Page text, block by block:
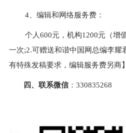
4、编辑和网络服务费：
个人600元，机构1200元（增
一次;2.可赠送和谐中国网总编李耀
有特殊发稿要求，编辑服务费另商】
四、联系微信：330835268